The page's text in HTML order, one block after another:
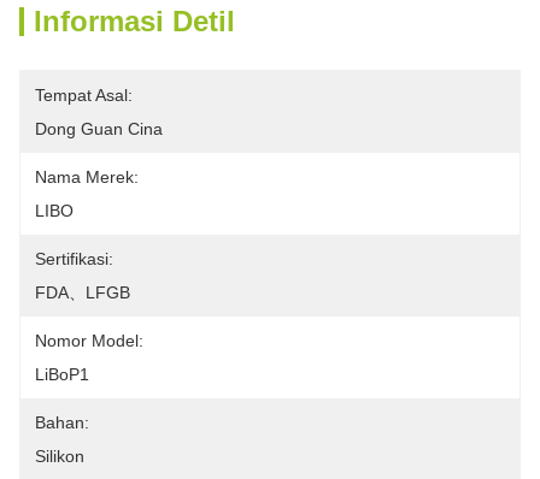
Informasi Detil
Tempat Asal:
Dong Guan Cina
Nama Merek:
LIBO
Sertifikasi:
FDA、LFGB
Nomor Model:
LiBoP1
Bahan:
Silikon